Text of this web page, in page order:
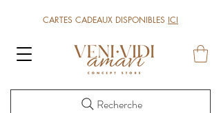
CARTES CADEAUX DISPONIBLES ICI
Recherche